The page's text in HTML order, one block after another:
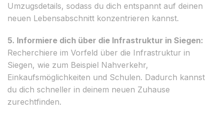
Umzugsdetails, sodass du dich entspannt auf deinen
neuen Lebensabschnitt konzentrieren kannst.
5. Informiere dich über die Infrastruktur in Siegen:
Recherchiere im Vorfeld über die Infrastruktur in
Siegen, wie zum Beispiel Nahverkehr,
Einkaufsmöglichkeiten und Schulen. Dadurch kannst
du dich schneller in deinem neuen Zuhause
zurechtfinden.